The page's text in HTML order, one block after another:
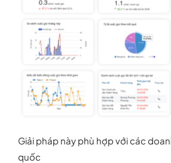
Giải pháp này phù hợp với các
quốc